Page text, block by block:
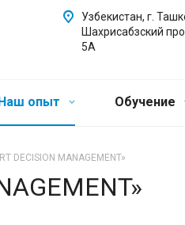
Узбекистан, г.
Шахрисабзский
5А
опыт Обучение
DECISION MANAGEMENT»